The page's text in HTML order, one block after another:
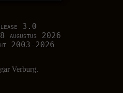
3.0
augustus 2026
2003-2026
Verburg.